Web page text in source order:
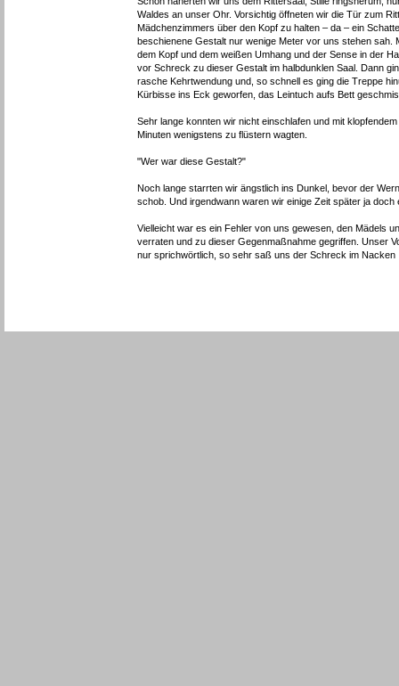
Waldes an unser Ohr. Vorsichtig öffneten wir die Tür zum
Mädchenzimmers über den Kopf zu halten – da – ein
beschienene Gestalt nur wenige Meter vor uns stehen sah.
dem Kopf und dem weißen Umhang und der Sense in der
vor Schreck zu dieser Gestalt im halbdunklen Saal. Dann
rasche Kehrtwendung und, so schnell es ging die Treppe
Kürbisse ins Eck geworfen, das Leintuch aufs Bett
Sehr lange konnten wir nicht einschlafen und mit
Minuten wenigstens zu flüstern wagten.
"Wer war diese Gestalt?"
Noch lange starrten wir ängstlich ins Dunkel, bevor der
schob. Und irgendwann waren wir einige Zeit später ja doch
Vielleicht war es ein Fehler von uns gewesen, den Mädels
verraten und zu dieser Gegenmaßnahme gegriffen. Unser
nur sprichwörtlich, so sehr saß uns der Schreck im Nacken